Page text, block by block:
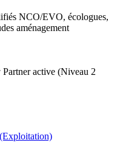
NCO/EVO, écologues,
aménagement
active (Niveau 2